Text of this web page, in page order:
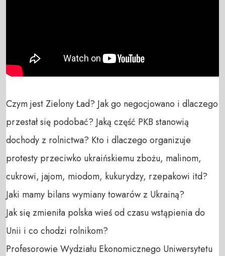
Czym jest Zielony Ład? Jak go negocjowano i dlaczego
przestał się podobać? Jaką część PKB stanowią
dochody z rolnictwa? Kto i dlaczego organizuje
protesty przeciwko ukraińskiemu zbożu, malinom,
cukrowi, jajom, miodom, kukurydzy, rzepakowi itd?
Jaki mamy bilans wymiany towarów z Ukrainą?
Jak się zmieniła polska wieś od czasu wstąpienia do
Unii i co chodzi rolnikom?
Profesorowie Wydziału Ekonomicznego Uniwersytetu